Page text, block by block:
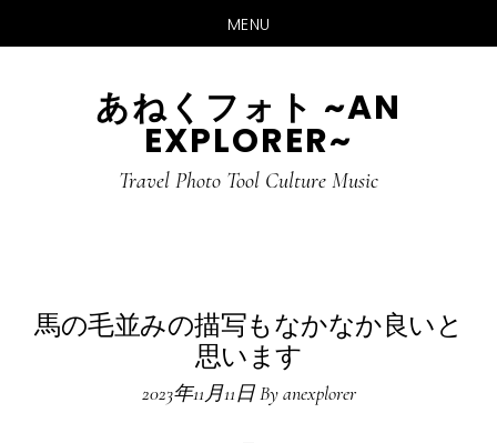
MENU
あねくフォト ~AN
EXPLORER~
Travel Photo Tool Culture Music
馬の毛並みの描写もなかなか良いと
思います
2023年11月11日Byanexplorer